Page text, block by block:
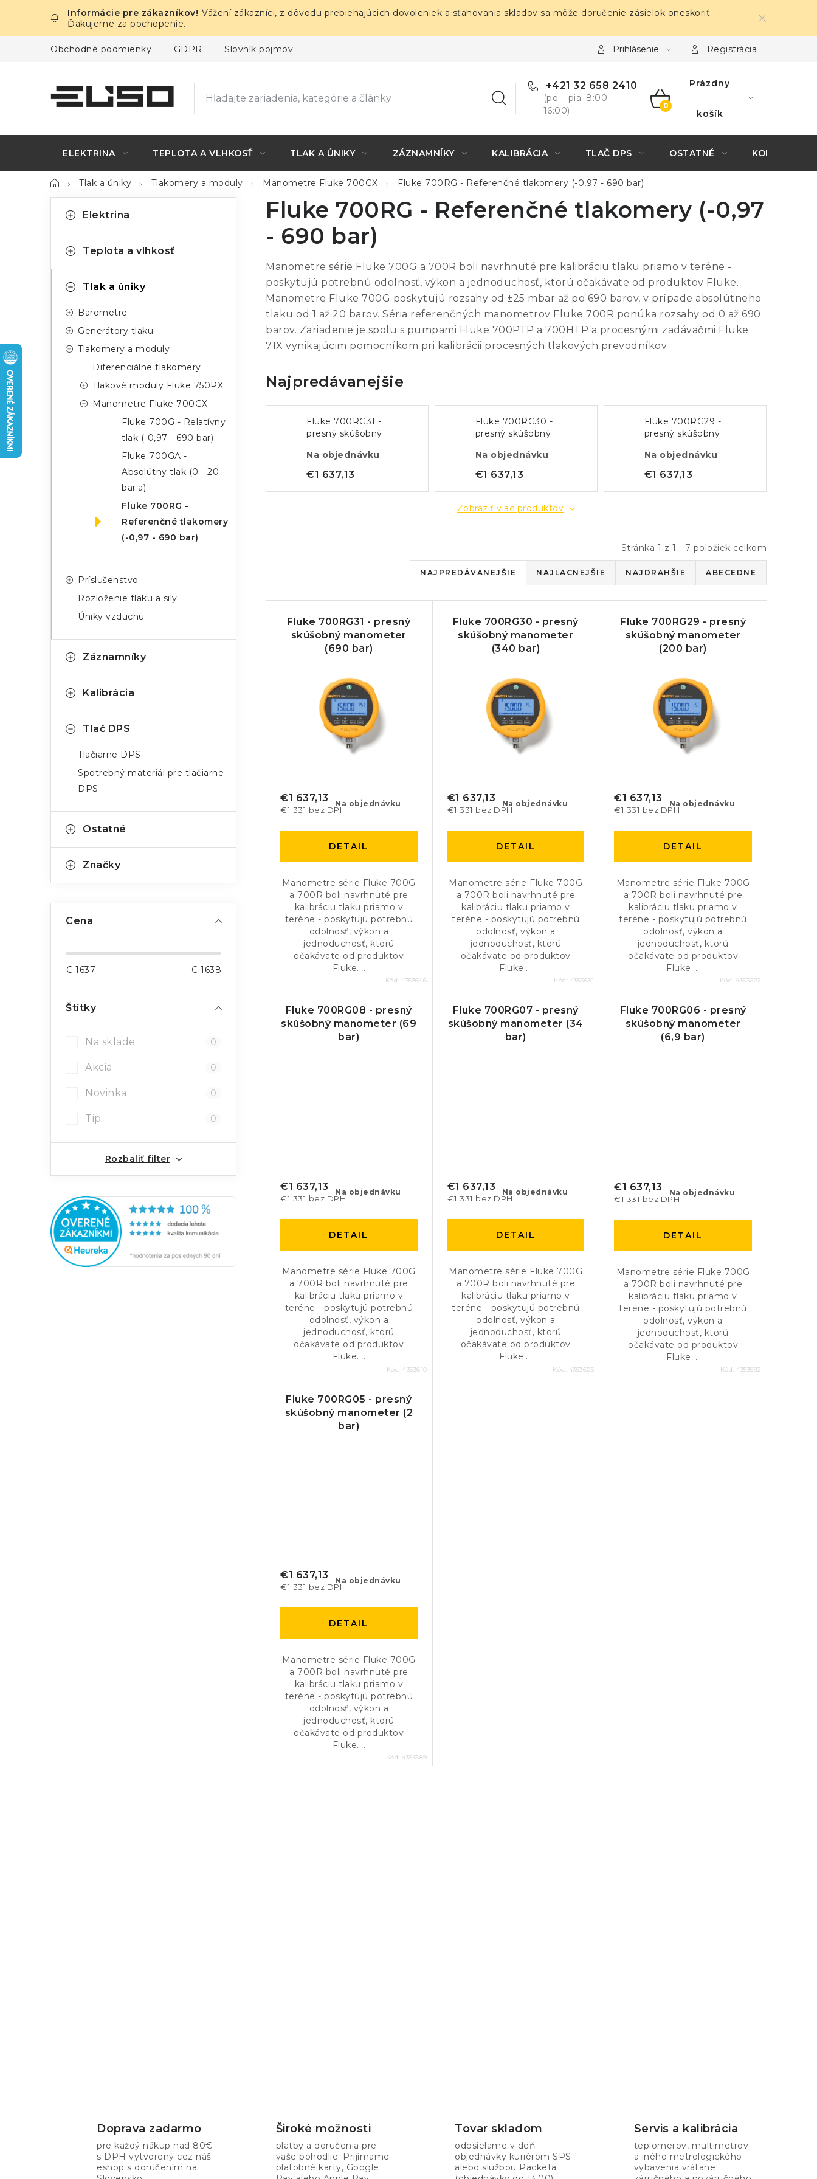
obsah
Vážení zákazníci, z dôvodu prebiehajúcich dovoleniek a sťahovania skladov sa môže doručenie zásielok oneskoriť.
Ďakujeme za pochopenie.
Obchodné podmienky GDPR Slovník pojmov Prihlásenie Registrácia
+421 32 658 2410
(po – pia: 8:00 –
16:00)
NÁKUPNÝ
Prázdny
košík
ELEKTRINA TEPLOTA A VLHKOSŤ TLAK A ÚNIKY ZÁZNAMNÍKY KALIBRÁCIA TLAČ DPS OSTATNÉ KONTAKTY
DomovTlak a úniky Tlakomery a moduly Manometre Fluke 700GX Fluke 700RG - Referenčné tlakomery (-0,97 - 690 bar)
o
n
kategórie
e
Elektrina
Teplota a vlhkosť
Tlak a úniky
Barometre
Generátory tlaku
Tlakomery a moduly
Diferenciálne tlakomery
Tlakové moduly Fluke 750PX
Manometre Fluke 700GX
Fluke 700G - Relatívny
tlak (-0,97 - 690 bar)
Fluke 700GA -
Absolútny tlak (0 - 20
bar.a)
Fluke 700RG -
Referenčné tlakomery
(-0,97 - 690 bar)
Príslušenstvo
Rozloženie tlaku a sily
Úniky vzduchu
Záznamníky
Kalibrácia
Tlač DPS
Tlačiarne DPS
Spotrebný materiál pre tlačiarne
DPS
Ostatné
Značky
Cena
€ 1637 € 1638
Štítky
Na sklade 0
Akcia 0
Novinka 0
Tip 0
Rozbaliť filter
Fluke 700RG - Referenčné tlakomery (-0,97
- 690 bar)
Manometre série Fluke 700G a 700R boli navrhnuté pre kalibráciu tlaku priamo v teréne -
poskytujú potrebnú odolnosť, výkon a jednoduchosť, ktorú očakávate od produktov Fluke.
Manometre Fluke 700G poskytujú rozsahy od ±25 mbar až po 690 barov, v prípade absolútneho
tlaku od 1 až 20 barov. Séria referenčných manometrov Fluke 700R ponúka rozsahy od 0 až 690
barov. Zariadenie je spolu s pumpami Fluke 700PTP a 700HTP a procesnými zadávačmi Fluke
71X vynikajúcim pomocníkom pri kalibrácii procesných tlakových prevodníkov.
Najpredávanejšie
Fluke 700RG31 -
presný skúšobný
Na objednávku
€1 637,13
Fluke 700RG30 -
presný skúšobný
Na objednávku
€1 637,13
Fluke 700RG29 -
presný skúšobný
Na objednávku
€1 637,13
Zobraziť viac produktov
Stránka 1 z 1 - 7 položiek celkom
R
a
d
u
o
v
NAJPREDÁVANEJŠIE NAJLACNEJŠIE NAJDRAHŠIE ABECEDNE
Fluke 700RG31 - presný
skúšobný manometer
(690 bar)
Na objednávku
€1 331 bez DPH
€1 637,13
DETAIL
Manometre série Fluke 700G
a 700R boli navrhnuté pre
kalibráciu tlaku priamo v
teréne - poskytujú potrebnú
odolnosť, výkon a
jednoduchosť, ktorú
očakávate od produktov
Fluke....
Kód:4353646
Fluke 700RG30 - presný
skúšobný manometer
(340 bar)
Na objednávku
€1 331 bez DPH
€1 637,13
DETAIL
Manometre série Fluke 700G
a 700R boli navrhnuté pre
kalibráciu tlaku priamo v
teréne - poskytujú potrebnú
odolnosť, výkon a
jednoduchosť, ktorú
očakávate od produktov
Fluke....
Kód: 4353631
Fluke 700RG29 - presný
skúšobný manometer
(200 bar)
Na objednávku
€1 331 bez DPH
€1 637,13
DETAIL
Manometre série Fluke 700G
a 700R boli navrhnuté pre
kalibráciu tlaku priamo v
teréne - poskytujú potrebnú
odolnosť, výkon a
jednoduchosť, ktorú
očakávate od produktov
Fluke....
Kód:4353622
Fluke 700RG08 - presný
skúšobný manometer (69
bar)
Na objednávku
€1 331 bez DPH
€1 637,13
DETAIL
Manometre série Fluke 700G
a 700R boli navrhnuté pre
kalibráciu tlaku priamo v
teréne - poskytujú potrebnú
odolnosť, výkon a
jednoduchosť, ktorú
očakávate od produktov
Fluke....
Kód:4353610
Fluke 700RG07 - presný
skúšobný manometer (34
bar)
Na objednávku
€1 331 bez DPH
€1 637,13
DETAIL
Manometre série Fluke 700G
a 700R boli navrhnuté pre
kalibráciu tlaku priamo v
teréne - poskytujú potrebnú
odolnosť, výkon a
jednoduchosť, ktorú
očakávate od produktov
Fluke....
Kód: 4353605
Fluke 700RG06 - presný
skúšobný manometer
(6,9 bar)
Na objednávku
€1 331 bez DPH
€1 637,13
DETAIL
Manometre série Fluke 700G
a 700R boli navrhnuté pre
kalibráciu tlaku priamo v
teréne - poskytujú potrebnú
odolnosť, výkon a
jednoduchosť, ktorú
očakávate od produktov
Fluke....
Kód:4353592
Fluke 700RG05 - presný
skúšobný manometer (2
bar)
Na objednávku
€1 331 bez DPH
€1 637,13
DETAIL
Manometre série Fluke 700G
a 700R boli navrhnuté pre
kalibráciu tlaku priamo v
teréne - poskytujú potrebnú
odolnosť, výkon a
jednoduchosť, ktorú
očakávate od produktov
Fluke....
Kód:4353589
p
Doprava zadarmo
pre každý nákup nad 80€
s DPH vytvorený cez náš
eshop s doručením na
Široké možnosti
platby a doručenia pre
vaše pohodlie. Prijímame
platobné karty, Google
Tovar skladom
odosielame v deň
objednávky kuriérom SPS
alebo službou Packeta
Servis a kalibrácia
teplomerov, multimetrov
a iného metrologického
vybavenia vrátane